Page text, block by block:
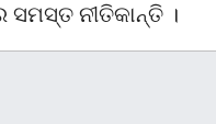
ସମସ୍ତ ନୀତିକାନ୍ତି ।